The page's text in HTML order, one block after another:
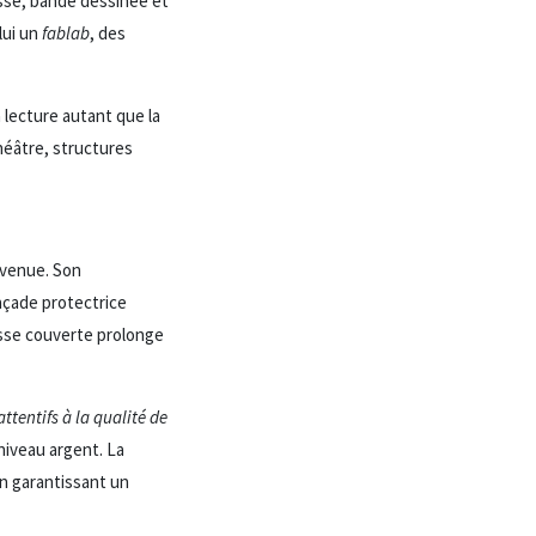
un fablab, des
autant que la
structures
Son
protectrice
couverte prolonge
à la qualité de
argent. La
garantissant un